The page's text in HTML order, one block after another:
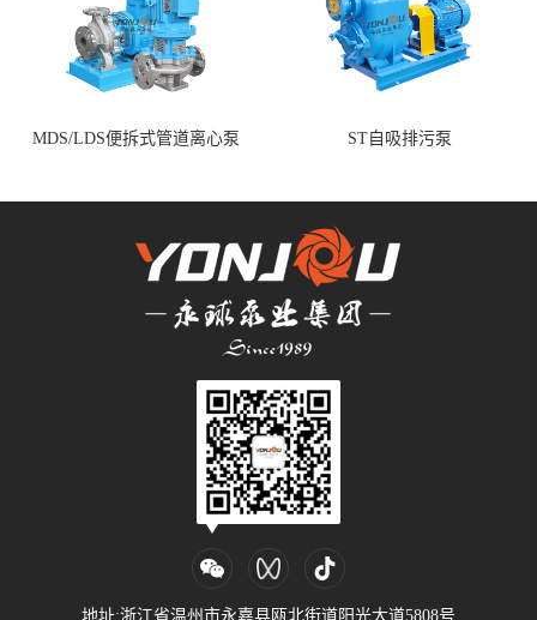
MDS/LDS便拆式管道离心泵 ST自吸排污泵
地址:浙江省温州市永嘉县瓯北街道阳光大道5808号